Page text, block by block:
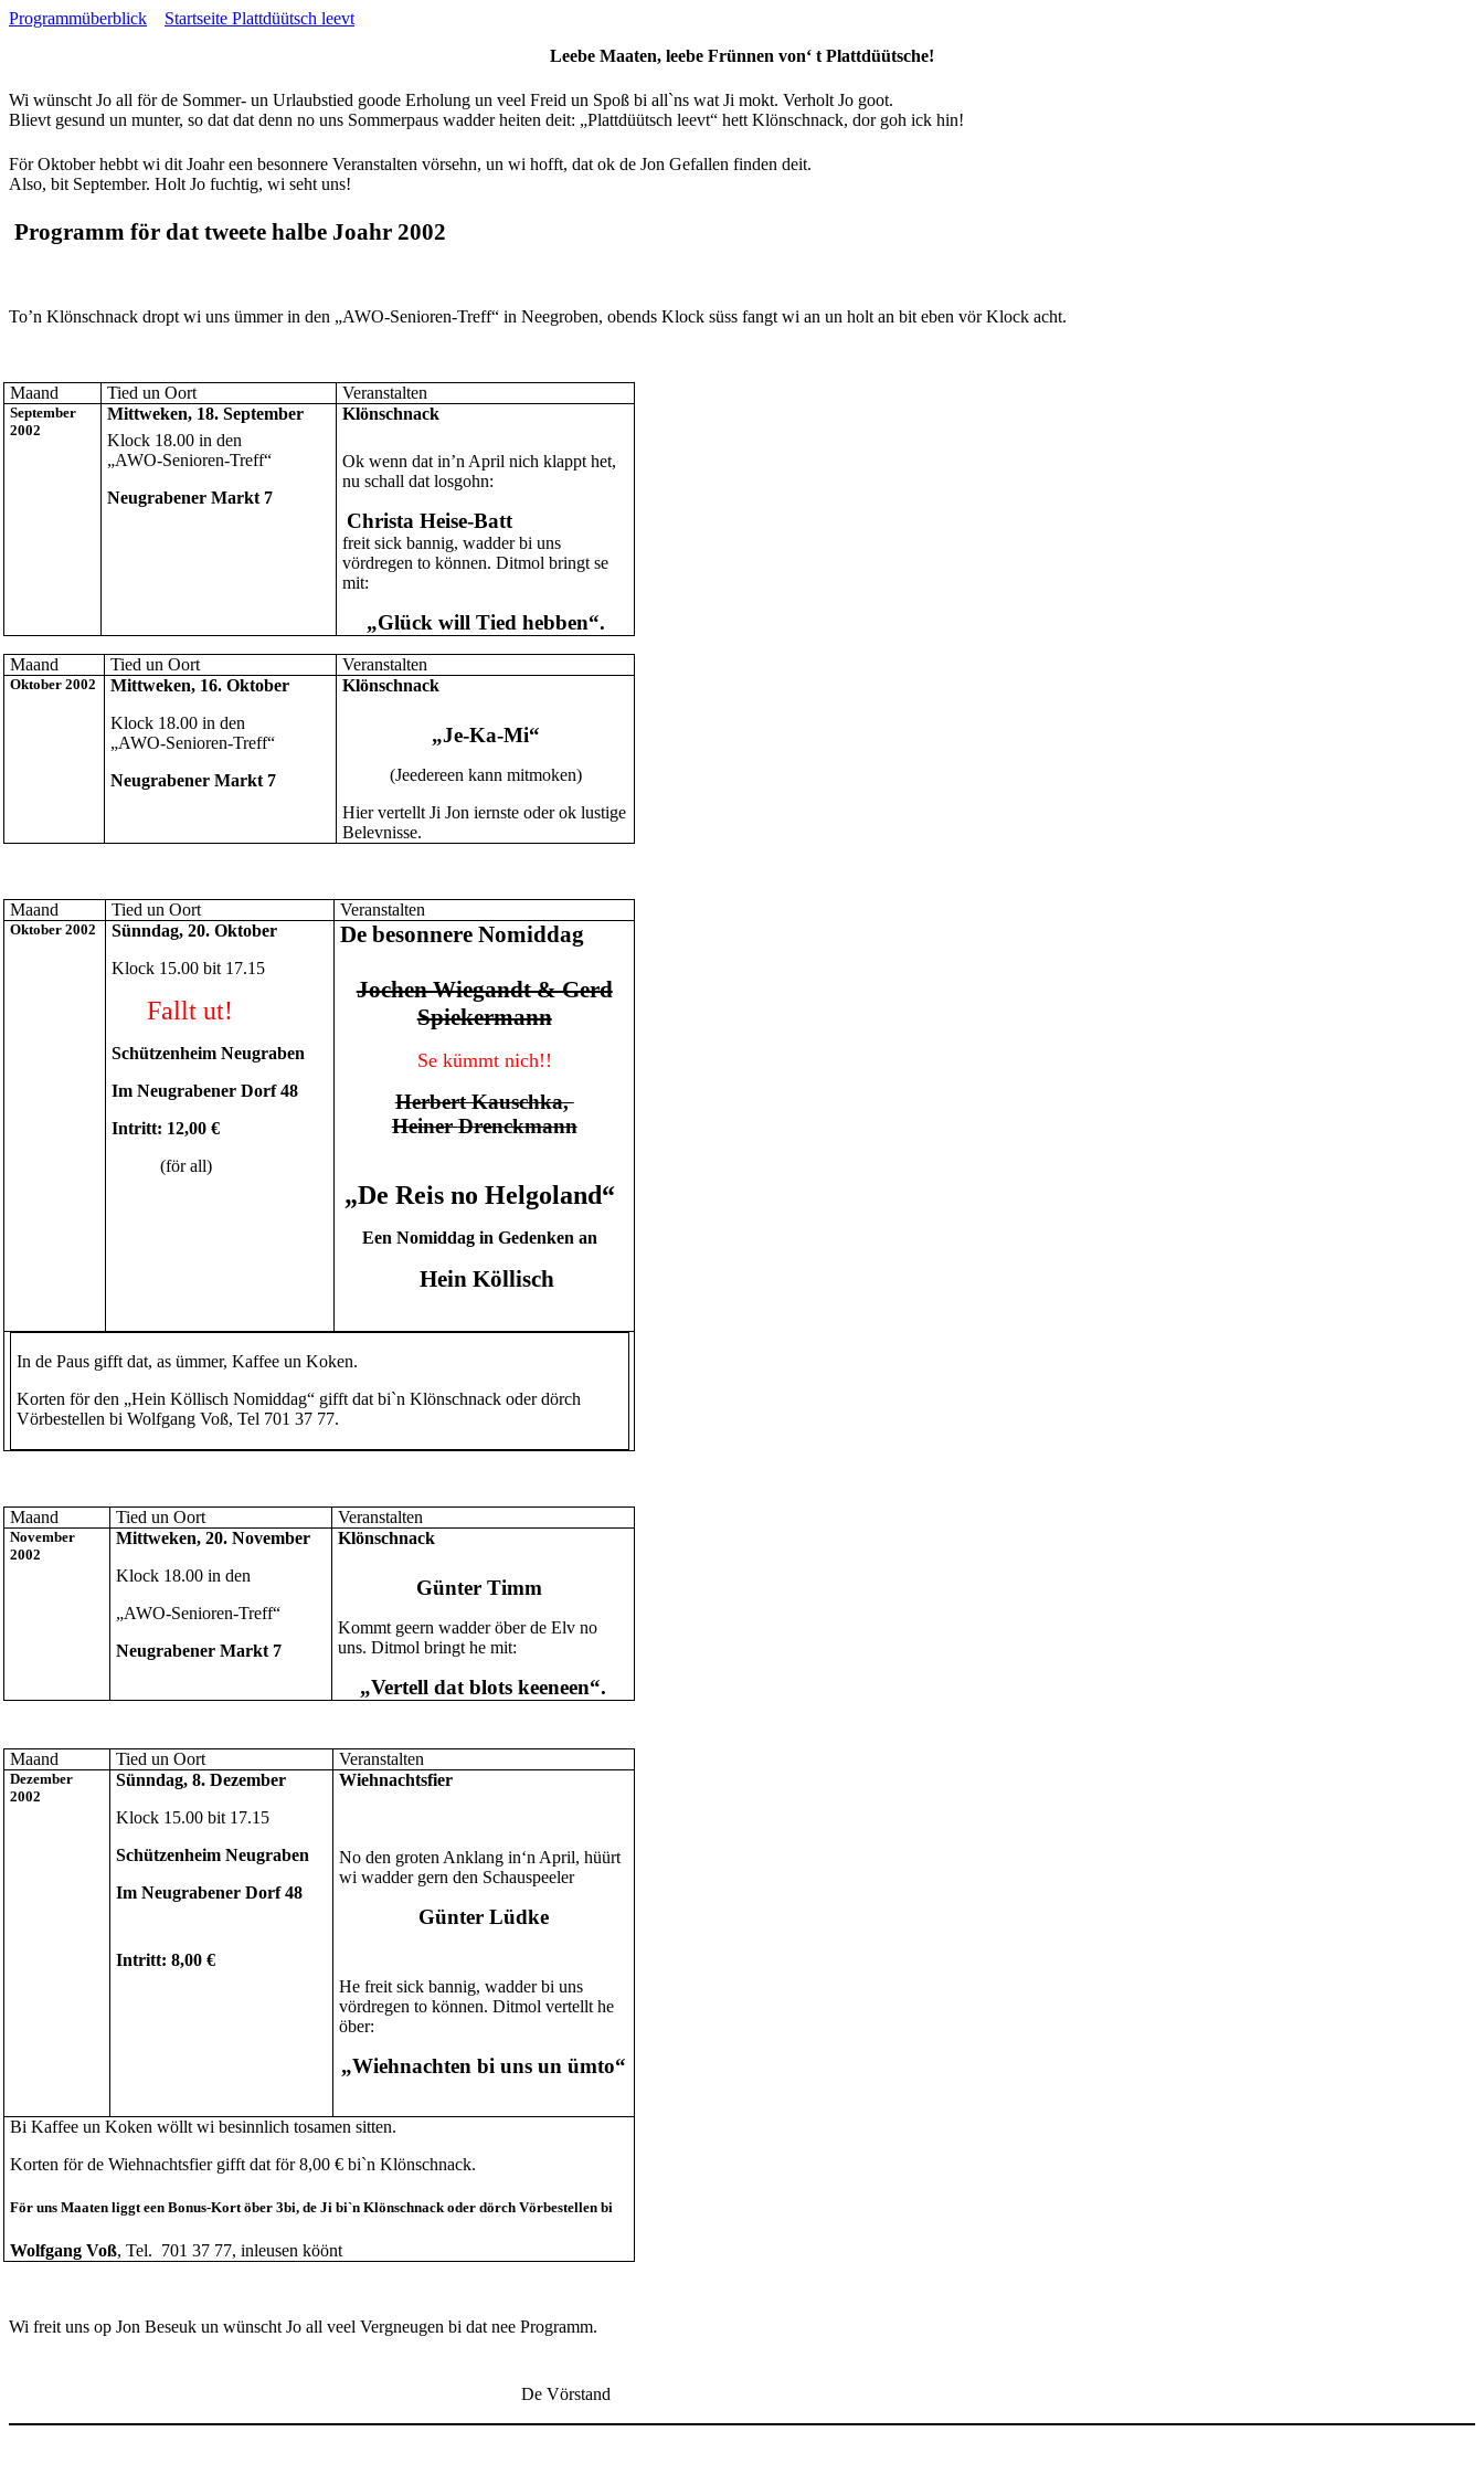
Programmüberblick
Startseite Plattdüütsch leevt
Leebe Maaten, leebe Frünnen von‘ t Plattdüütsche!
Wi wünscht Jo all för de Sommer- un Urlaubstied goode Erholung un veel Freid un Spoß bi all`ns wat Ji mokt. Verholt Jo goot.
Blievt gesund un munter, so dat dat denn no uns Sommerpaus wadder heiten deit: „Plattdüütsch leevt“ hett Klönschnack, dor goh ick hin!
För Oktober hebbt wi dit Joahr een besonnere Veranstalten vörsehn, un wi hofft, dat ok de Jon Gefallen finden deit.
Also, bit September. Holt Jo fuchtig, wi seht uns!
Programm för dat tweete halbe Joahr 2002
To’n Klönschnack dropt wi uns ümmer in den „AWO-Senioren-Treff“ in Neegroben, obends Klock süss fangt wi an un holt an bit eben vör Klock acht.
Maand Tied un Oort Veranstalten
September
2002
Mittweken, 18. September
Klock 18.00 in den
„AWO-Senioren-Treff“
Neugrabener Markt 7
Klönschnack
Ok wenn dat in’n April nich klappt het,
nu schall dat losgohn:
Christa Heise-Batt
freit sick bannig, wadder bi uns
vördregen to können. Ditmol bringt se
mit:
„Glück will Tied hebben“.
Maand Tied un Oort Veranstalten
Oktober2002
Mittweken, 16. Oktober
Klock 18.00 in den
„AWO-Senioren-Treff“
Neugrabener Markt 7
Klönschnack
„Je-Ka-Mi“
(Jeedereen kann mitmoken)
Hier vertellt Ji Jon iernste oder ok lustige
Belevnisse.
Maand Tied un Oort Veranstalten
Oktober2002
Sünndag, 20. Oktober
Klock 15.00 bit 17.15
Fallt ut!
Schützenheim Neugraben
Im Neugrabener Dorf 48
Intritt: 12,00 €
(för all)
De besonnere Nomiddag
Jochen Wiegandt & Gerd
Spiekermann
Se kümmt nich!!
Herbert Kauschka,
Heiner Drenckmann
„De Reis no Helgoland“
Een Nomiddag in Gedenken an
Hein Köllisch
In de Paus gifft dat, as ümmer, Kaffee un Koken.
Korten för den „Hein Köllisch Nomiddag“ gifft dat bi`n Klönschnack oder dörch
VörbestellenbiWolfgang Voß, Tel 701 37 77.
Maand Tied un Oort Veranstalten
November
2002
Mittweken, 20. November
Klock 18.00 in den
„AWO-Senioren-Treff“
Neugrabener Markt 7
Klönschnack
Günter Timm
Kommt geern wadder öber de Elv no
uns. Ditmol bringt he mit:
„Vertell dat blots keeneen“.
Maand Tied un Oort Veranstalten
Dezember
2002
Sünndag, 8. Dezember
Klock 15.00 bit 17.15
Schützenheim Neugraben
Im Neugrabener Dorf 48
Intritt: 8,00 €
Wiehnachtsfier
No den groten Anklang in‘n April, hüürt
wi wadder gern den Schauspeeler
Günter Lüdke
He freit sick bannig, wadder bi uns
vördregen to können. Ditmol vertellt he
öber:
„Wiehnachten bi uns un ümto“
Bi Kaffee un Koken wöllt wi besinnlich tosamen sitten.
Korten för de Wiehnachtsfier gifft dat för 8,00 € bi`n Klönschnack.
För uns Maaten liggt een Bonus-Kort öber 3bi, de Ji bi`n Klönschnack oder dörch Vörbestellen bi
Wolfgang Voß, Tel. 701 37 77, inleusen köönt
Wi freit uns op Jon Beseuk un wünscht Jo all veel Vergneugen bi dat nee Programm.
De Vörstand